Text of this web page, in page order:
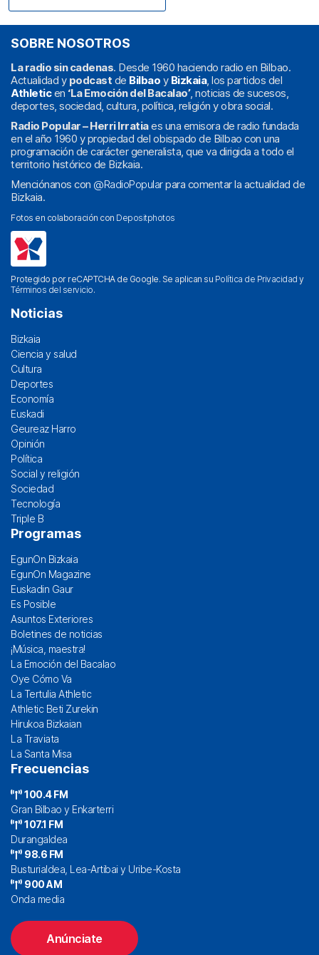
SOBRE NOSOTROS
La radio sin cadenas. Desde 1960 haciendo radio en Bilbao.
Actualidad y podcast de Bilbao y Bizkaia, los partidos del
Athleticen ‘La Emoción del Bacalao’, noticias de sucesos,
deportes, sociedad, cultura, política, religión y obra social.
Radio Popular – Herri Irratiaes una emisora de radio fundada
en el año 1960 y propiedad del obispado de Bilbao con una
programación de carácter generalista, que va dirigida a todo el
territorio histórico de Bizkaia.
Menciónanos con @RadioPopularpara comentar la actualidad de
Bizkaia.
Fotos en colaboración con Depositphotos
Protegido por reCAPTCHA de Google. Se aplican su Política de Privacidad y
Términos del servicio.
Noticias
Bizkaia
Ciencia y salud
Cultura
Deportes
Economía
Euskadi
Geureaz Harro
Opinión
Política
Social y religión
Sociedad
Tecnología
Triple B
Programas
EgunOn Bizkaia
EgunOn Magazine
Euskadin Gaur
Es Posible
Asuntos Exteriores
Boletines de noticias
¡Música, maestra!
La Emoción del Bacalao
Oye Cómo Va
La Tertulia Athletic
Athletic Beti Zurekin
Hirukoa Bizkaian
La Traviata
La Santa Misa
Frecuencias
100.4 FM
Gran Bilbao y Enkarterri
107.1 FM
Durangaldea
98.6 FM
Busturialdea, Lea-Artibai y Uribe-Kosta
900 AM
Onda media
Anúnciate